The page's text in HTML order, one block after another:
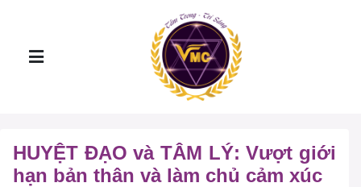
HUYỆT ĐẠO và TÂM LÝ: Vượt giới
hạn bản thân và làm chủ cảm xúc